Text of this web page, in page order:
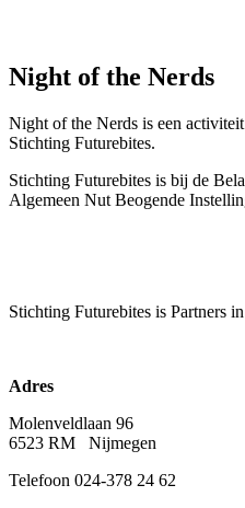
Night of the Nerds
Night of the Nerds is een
Stichting Futurebites.
Stichting Futurebites is bij de
Algemeen Nut Beogende
Stichting Futurebites is Partners
Adres
Molenveldlaan 96
6523 RM Nijmegen
Telefoon 024-378 24 62